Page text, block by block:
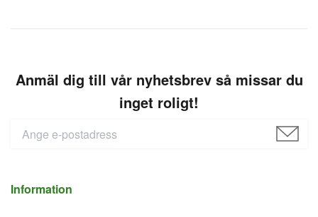
Anmäl dig till vår nyhetsbrev så missar du
inget roligt!
Information